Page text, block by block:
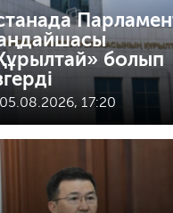
болып
05.08.2026, 17:20